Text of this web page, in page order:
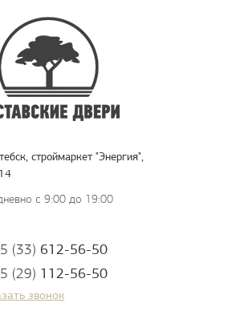
строймаркет "Энергия",
с 9:00 до 19:00
(33) 612-56-50
(29) 112-56-50
звонок